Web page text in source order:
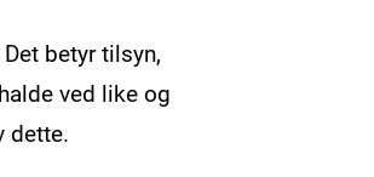
betyr tilsyn,
ved like og
dette.